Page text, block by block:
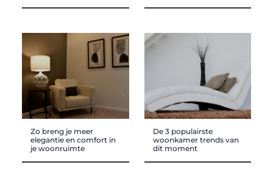
Zo breng je meer
elegantie en comfort in
je woonruimte
De 3 populairste
woonkamer trends van
dit moment